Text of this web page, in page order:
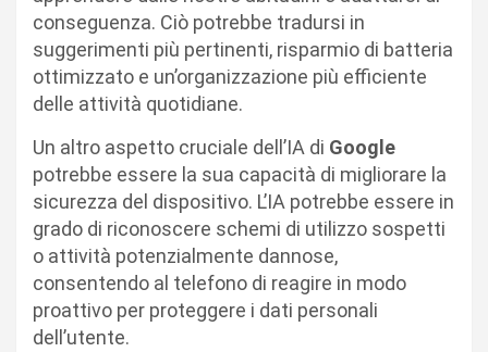
conseguenza. Ciò potrebbe tradursi in
suggerimenti più pertinenti, risparmio di batteria
ottimizzato e un’organizzazione più efficiente
delle attività quotidiane.
Un altro aspetto cruciale dell’IA di Google
potrebbe essere la sua capacità di migliorare la
sicurezza del dispositivo. L’IA potrebbe essere in
grado di riconoscere schemi di utilizzo sospetti
o attività potenzialmente dannose,
consentendo al telefono di reagire in modo
proattivo per proteggere i dati personali
dell’utente.